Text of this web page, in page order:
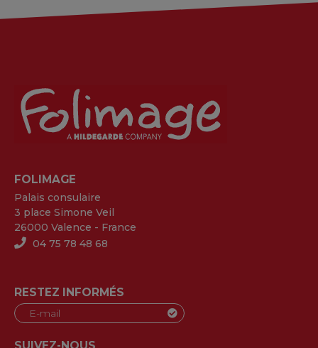
FOLIMAGE
Palais consulaire
3 place Simone Veil
26000 Valence - France
04 75 78 48 68
RESTEZ INFORMÉS